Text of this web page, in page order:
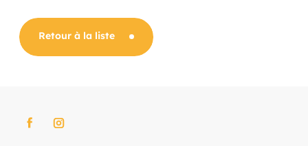
Retour à la liste